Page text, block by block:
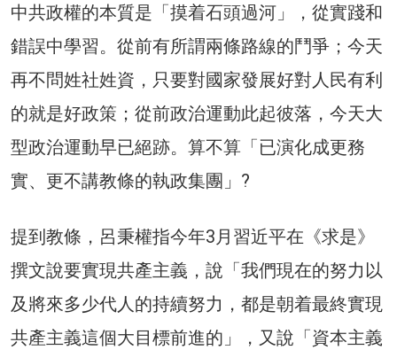
中共政權的本質是「摸着石頭過河」，從實踐和
錯誤中學習。從前有所謂兩條路線的鬥爭；今天
再不問姓社姓資，只要對國家發展好對人民有利
的就是好政策；從前政治運動此起彼落，今天大
型政治運動早已絕跡。算不算「已演化成更務
實、更不講教條的執政集團」?
提到教條，呂秉權指今年3月習近平在《求是》
撰文說要實現共產主義，說「我們現在的努力以
及將來多少代人的持續努力，都是朝着最終實現
共產主義這個大目標前進的」，又說「資本主義